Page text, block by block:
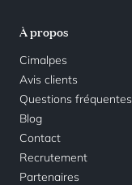
À propos
Cimalpes
Avis clients
Questions fréquentes
Blog
Contact
Recrutement
Partenaires